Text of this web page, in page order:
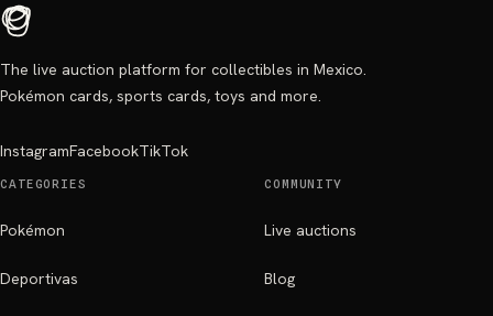
The live auction platform for collectibles in Mexico.
Pokémon cards, sports cards, toys and more.
InstagramFacebookTikTok
CATEGORIES
Pokémon
Deportivas
COMMUNITY
Live auctions
Blog